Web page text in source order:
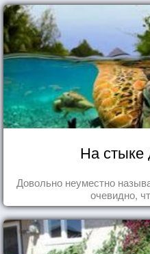
На стыке
Довольно неуместно
очевидно,